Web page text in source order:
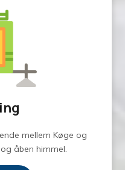
mellem Køge og
åben himmel.